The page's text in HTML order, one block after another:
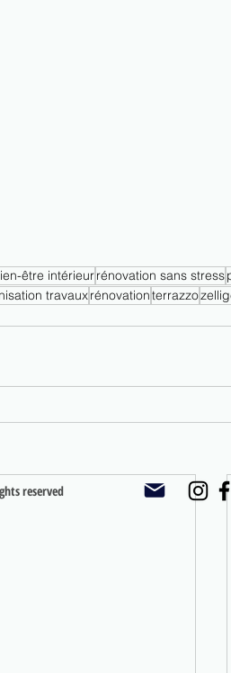
être intérieurrénovation sans stress
travauxrénovationterrazzo
reserved